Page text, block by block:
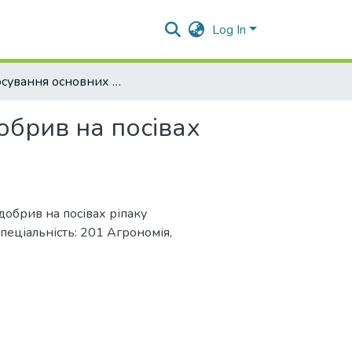
Log In
Застосування основних комплексних добрив на посівах ріпаку озимого
на посівах
на посівах ріпаку
201 Агрономія,